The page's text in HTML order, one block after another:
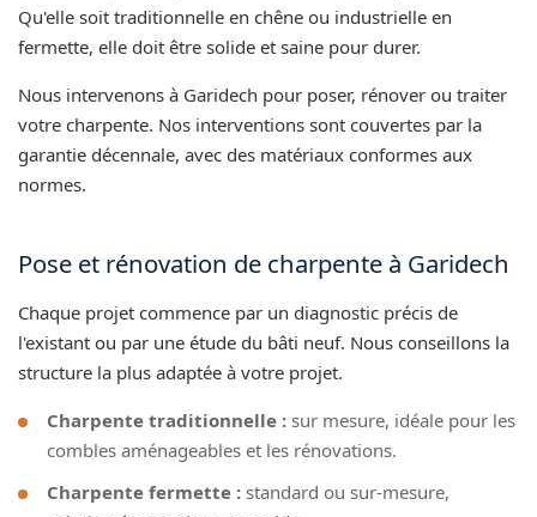
Qu'elle soit traditionnelle en chêne ou industrielle en
fermette, elle doit être solide et saine pour durer.
Nous intervenons à Garidech pour poser, rénover ou traiter
votre charpente. Nos interventions sont couvertes par la
garantie décennale, avec des matériaux conformes aux
normes.
Pose et rénovation de charpente à Garidech
Chaque projet commence par un diagnostic précis de
l'existant ou par une étude du bâti neuf. Nous conseillons la
structure la plus adaptée à votre projet.
Charpente traditionnelle : sur mesure, idéale pour les
combles aménageables et les rénovations.
Charpente fermette : standard ou sur-mesure,